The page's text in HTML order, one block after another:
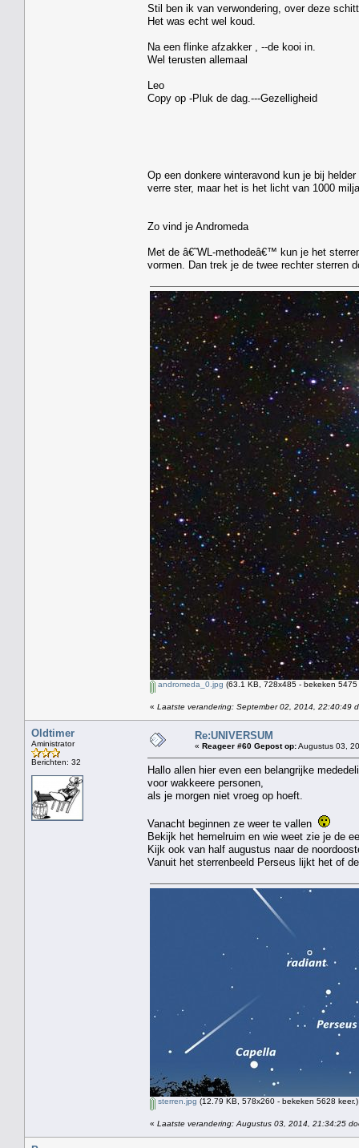
Stil ben ik van verwondering, over deze
Het was echt wel koud.
Na een flinke afzakker , --de kooi in.
Wel terusten allemaal
Leo
Copy op -Pluk de dag.---Gezelligheid
Op een donkere winteravond kun je bij
verre ster, maar het is het licht van 1000
Zo vind je Andromeda
Met de â€˜WL-methodeâ€™ kun je het
vormen. Dan trek je de twee rechter sterren
andromeda_0.jpg (63.1 KB, 728x485 - bekeken 5475
« Laatste verandering: September 02, 2014, 22:40:49
Oldtimer
Aministrator
Berichten: 32
Re:UNIVERSUM
« Reageer #60 Gepost op:Augustus 03,
Hallo allen hier even een belangrijke
voor wakkeere personen,
als je morgen niet vroeg op hoeft.
Vanacht beginnen ze weer te vallen
Bekijk het hemelruim en wie weet zie je de
Kijk ook van half augustus naar de
Vanuit het sterrenbeeld Perseus lijkt het of
sterren.jpg (12.79 KB, 578x260 - bekeken 5628 keer.)
« Laatste verandering: Augustus 03, 2014, 21:34:25